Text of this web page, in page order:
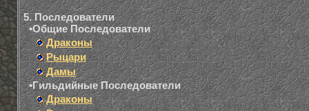
5. Последователи
•Общие Последователи
Драконы
Рыцари
Дамы
•Гильдийные Последователи
Драконы